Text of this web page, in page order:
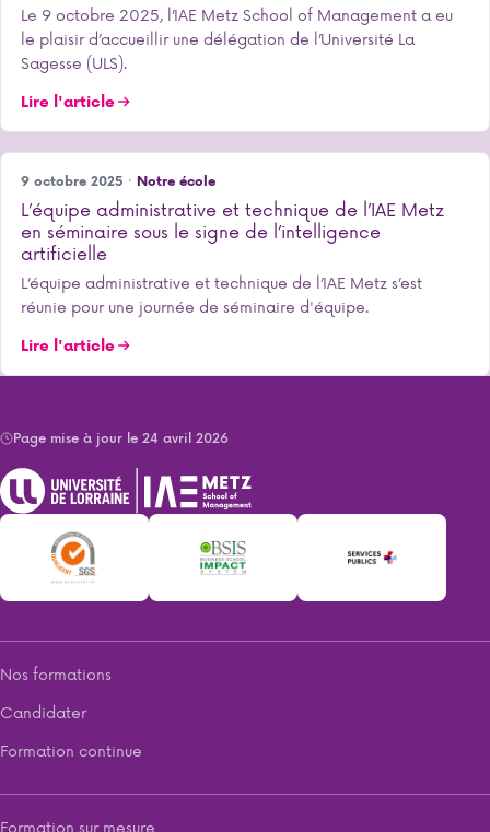
Le 9 octobre 2025, l’IAE Metz School of Management a eu
le plaisir d’accueillir une délégation de l’Université La
Sagesse (ULS).
Lire l'article
9 octobre 2025 · Notre école
L’équipe administrative et technique de l’IAE Metz
en séminaire sous le signe de l’intelligence
artificielle
L’équipe administrative et technique de l’IAE Metz s’est
réunie pour une journée de séminaire d'équipe.
Lire l'article
Page mise à jour le 24 avril 2026
Nos formations
Candidater
Formation continue
Formation sur mesure